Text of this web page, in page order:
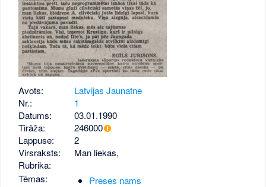
Avots:
Latvijas Jaunatne
Nr.:
1
Datums:
03.01.1990
Tirāža:
246000
Lappuse:
2
Virsraksts:
Man liekas,
Rubrika:
Tēmas:
Preses nams